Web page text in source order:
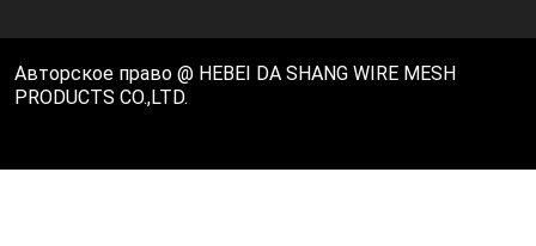
Авторское право @ HEBEI DA SHANG WIRE MESH
PRODUCTS CO.,LTD.